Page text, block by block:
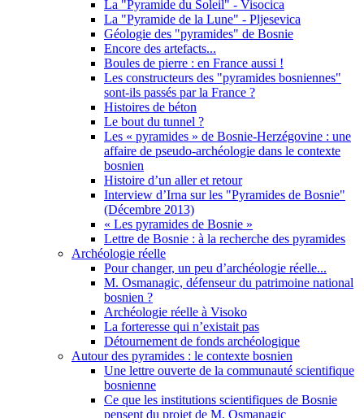
La "Pyramide du Soleil" - Visocica
La "Pyramide de la Lune" - Pljesevica
Géologie des "pyramides" de Bosnie
Encore des artefacts...
Boules de pierre : en France aussi !
Les constructeurs des "pyramides bosniennes"
sont-ils passés par la France ?
Histoires de béton
Le bout du tunnel ?
Les « pyramides » de Bosnie-Herzégovine : une
affaire de pseudo-archéologie dans le contexte
bosnien
Histoire d’un aller et retour
Interview d’Irna sur les "Pyramides de Bosnie"
(Décembre 2013)
« Les pyramides de Bosnie »
Lettre de Bosnie : à la recherche des pyramides
Archéologie réelle
Pour changer, un peu d’archéologie réelle...
M. Osmanagic, défenseur du patrimoine national
bosnien ?
Archéologie réelle à Visoko
La forteresse qui n’existait pas
Détournement de fonds archéologique
Autour des pyramides : le contexte bosnien
Une lettre ouverte de la communauté scientifique
bosnienne
Ce que les institutions scientifiques de Bosnie
pensent du projet de M. Osmanagic